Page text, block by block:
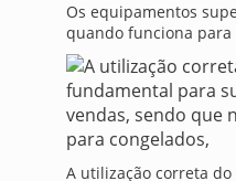
Os equipamentos
quando funciona para
A utilização correta do